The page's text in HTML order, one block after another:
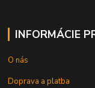
INFORMÁCIE
O nás
Doprava a platba